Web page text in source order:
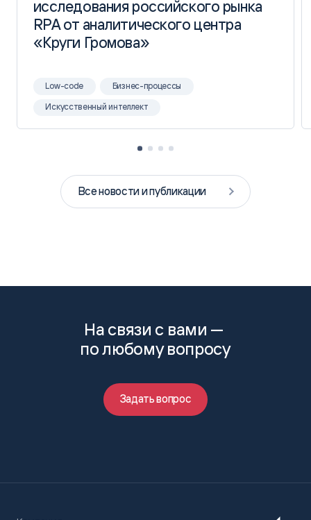
исследования российского рынка
RPA от аналитического центра
«Круги Громова»
исследования российского рынка
RPA от аналитического центра
«Круги Громова»
Low-code Бизнес-процессы
Искусственный интеллект
Все новости и публикации
На связи с вами —
по любому вопросу
Задать вопрос